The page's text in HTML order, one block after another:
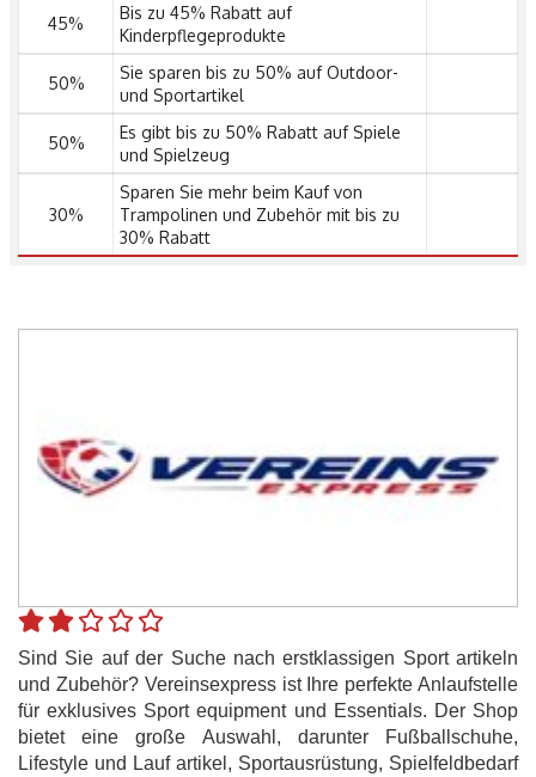
45%
Bis zu 45% Rabatt auf
Kinderpflegeprodukte
50%
Sie sparen bis zu 50% auf Outdoor-
und Sportartikel
50%
Es gibt bis zu 50% Rabatt auf Spiele
und Spielzeug
30%
Sparen Sie mehr beim Kauf von
Trampolinen und Zubehör mit bis zu
30% Rabatt
Sind Sie auf der Suche nach erstklassigen Sport artikeln
und Zubehör? Vereinsexpress ist Ihre perfekte Anlaufstelle
für exklusives Sport equipment und Essentials. Der Shop
bietet eine große Auswahl, darunter Fußballschuhe,
Lifestyle und Lauf artikel, Sportausrüstung, Spielfeldbedarf